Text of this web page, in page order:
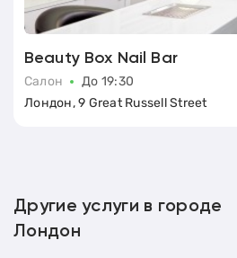
Beauty Box Nail Bar
Салон
До 19:30
Лондон, 9 Great Russell Street
Другие услуги в городе
Лондон